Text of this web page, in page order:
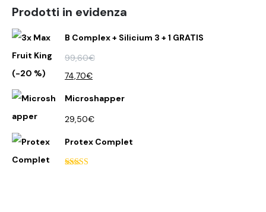
Prodotti in evidenza
B Complex + Silicium 3 + 1 GRATIS
99,60€
74,70€
Microshapper
29,50€
Protex Complet